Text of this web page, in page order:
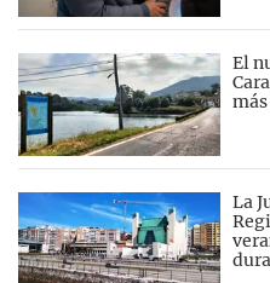
El
La